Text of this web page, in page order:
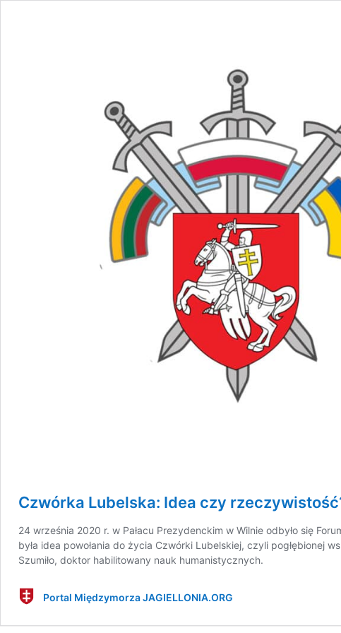
Czwórka Lubelska: Idea czy
24 września 2020 r. w Pałacu Prezydenckim w Wilnie odbyło się
była idea powołania do życia Czwórki Lubelskiej, czyli pogłębionej
Szumiło, doktor habilitowany nauk humanistycznych.
Portal Międzymorza JAGIELLONIA.ORG